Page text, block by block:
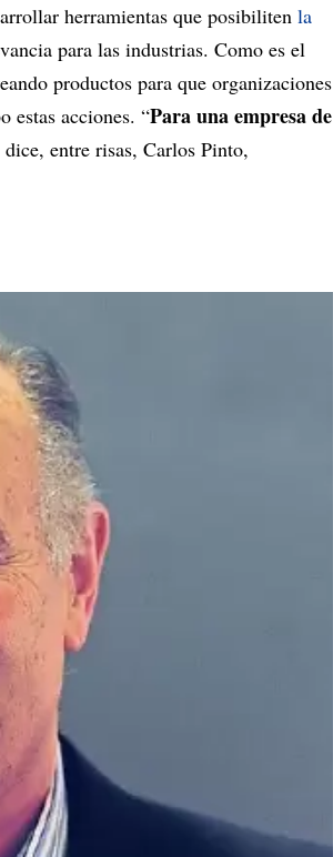
herramientas que posibiliten la
para las industrias. Como es el
productos para que organizaciones
estas acciones. “Para una empresa de
dice, entre risas, Carlos Pinto,